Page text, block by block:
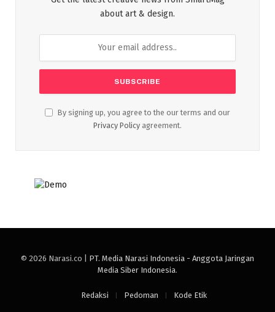
about art & design.
By signing up, you agree to the our terms and our
Privacy Policy agreement.
© 2026 Narasi.co | PT. Media Narasi Indonesia - Anggota Jaringan
Media Siber Indonesia.
Redaksi Pedoman Kode Etik